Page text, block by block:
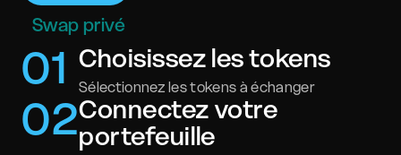
Swap privé
01 Choisissez les tokens
Sélectionnez les tokens à échanger
02Connectez votre
portefeuille